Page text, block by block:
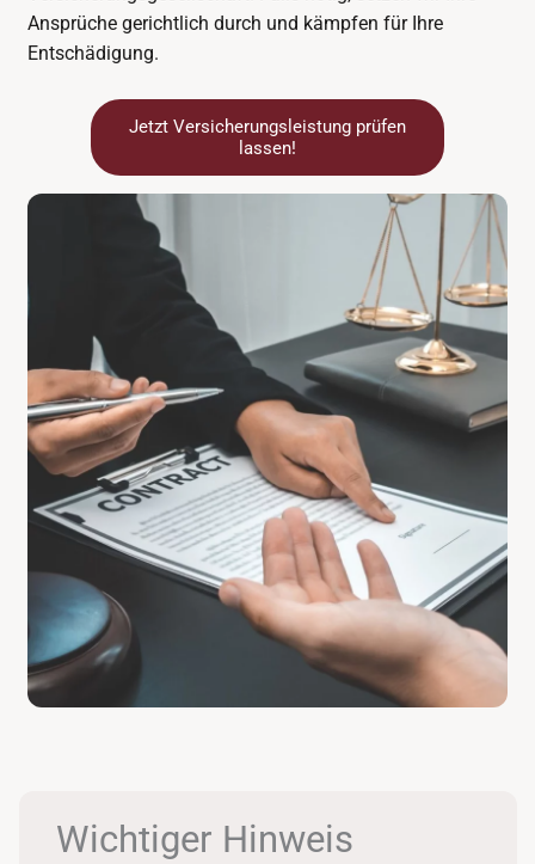
Ansprüche gerichtlich durch und kämpfen für Ihre
Entschädigung.
Jetzt Versicherungsleistung prüfen
lassen!
Wichtiger Hinweis